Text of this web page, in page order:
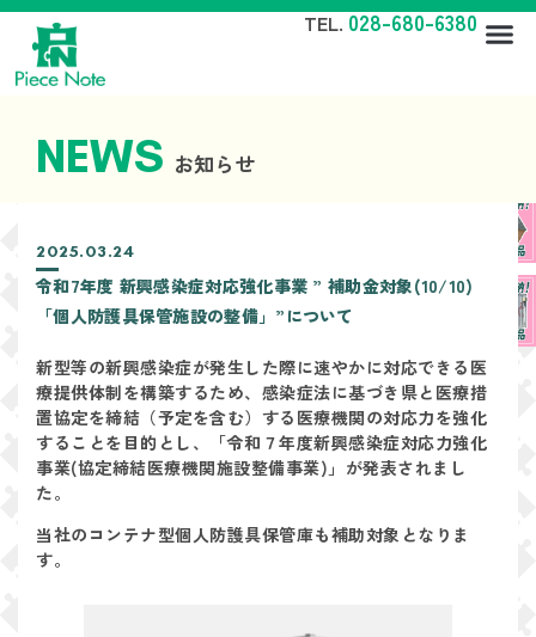
TEL.028-680-6380
NEWS お知らせ
2025.03.24
令和7年度 新興感染症対応強化事業 ” 補助金対象(10/10)
「個人防護具保管施設の整備」”について
新型等の新興感染症が発生した際に速やかに対応できる医
療提供体制を構築するため、感染症法に基づき県と医療措
置協定を締結（予定を含む）する医療機関の対応力を強化
することを目的とし、「令和７年度新興感染症対応力強化
事業(協定締結医療機関施設整備事業)」が発表されまし
た。
当社のコンテナ型個人防護具保管庫も補助対象となりま
す。